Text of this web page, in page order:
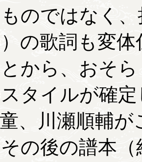
のではなく
の歌詞も変
から、おそ
タイルが確
、川瀬順輔
の後の譜本